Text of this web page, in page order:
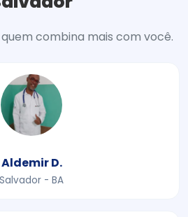
combina mais com você.
Aldemir D.
Salvador - BA